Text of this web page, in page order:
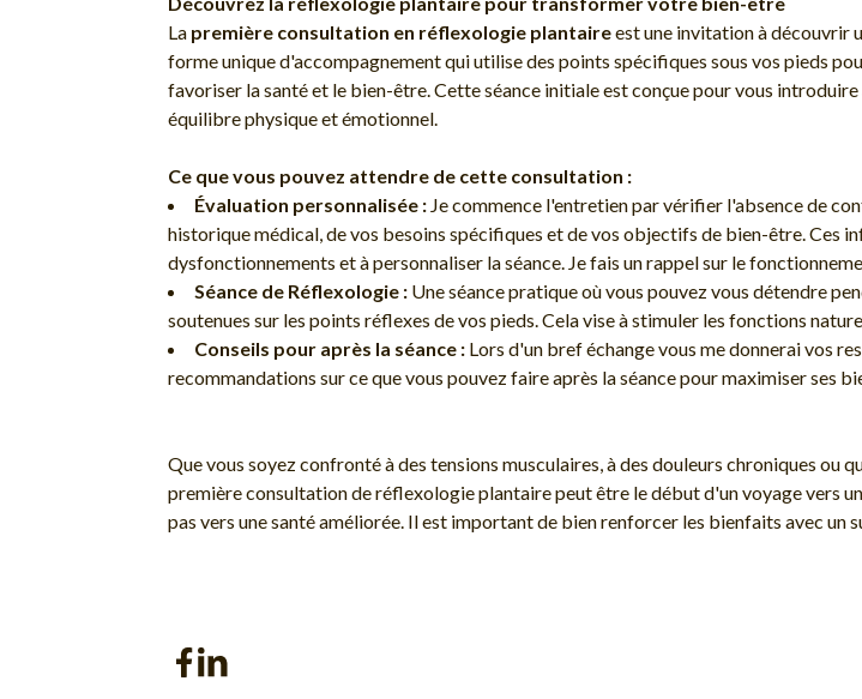
La première consultation en réflexologie plantaireest une invitation à découvrir
forme unique d'accompagnement qui utilise des points spécifiques sous vos pieds
favoriser la santé et le bien-être. Cette séance initiale est conçue pour vous
équilibre physique et émotionnel.
Ce que vous pouvez attendre de cette consultation :
Évaluation personnalisée : Je commence l'entretien par vérifier l'absence de
historique médical, de vos besoins spécifiques et de vos objectifs de bien-être. Ces
dysfonctionnements et à personnaliser la séance. Je fais un rappel sur le
Séance de Réflexologie : Une séance pratique où vous pouvez vous détendre
soutenues sur les points réflexes de vos pieds. Cela vise à stimuler les fonctions
Conseils pour après la séance : Lors d'un bref échange vous me donnerai vos
recommandations sur ce que vous pouvez faire après la séance pour maximiser ses
Que vous soyez confronté à des tensions musculaires, à des douleurs chroniques
première consultation de réflexologie plantaire peut être le début d'un voyage vers
pas vers une santé améliorée. Il est important de bien renforcer les bienfaits avec un